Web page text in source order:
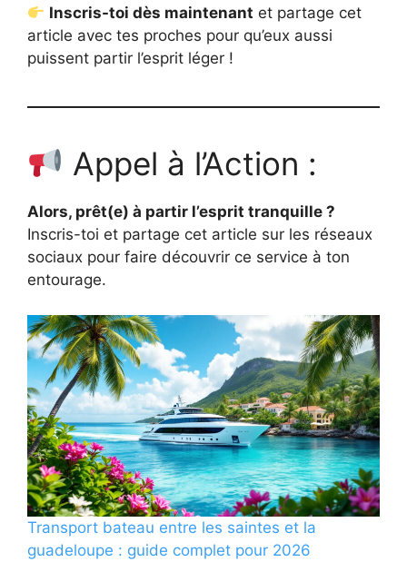
Inscris-toi dès maintenant et partage cet
article avec tes proches pour qu’eux aussi
puissent partir l’esprit léger !
Appel à l’Action :
Alors, prêt(e) à partir l’esprit tranquille ?
Inscris-toi et partage cet article sur les réseaux
sociaux pour faire découvrir ce service à ton
entourage.
Transport bateau entre les saintes et la
guadeloupe : guide complet pour 2026